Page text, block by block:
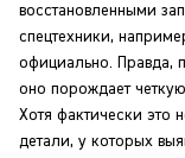
восстановленными
спецтехники,
официально. Правда,
оно порождает
Хотя фактически это
детали, у которых